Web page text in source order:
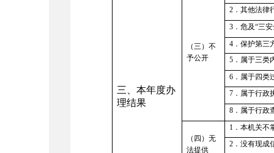
三、本年度办
理结果
（三）不
予公开
2 ．其他法律
3 ．危及“三
4 ．保护第三
5 ．属于三类
6 ．属于四类
7 ．属于行政
8 ．属于行政
（四）无
法提供
1 ．本机关不
2 ．没有现成